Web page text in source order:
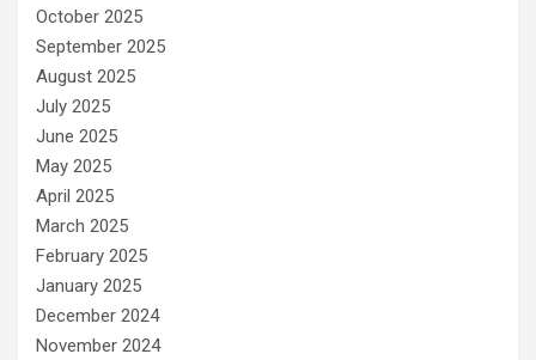
October 2025
September 2025
August 2025
July 2025
June 2025
May 2025
April 2025
March 2025
February 2025
January 2025
December 2024
November 2024